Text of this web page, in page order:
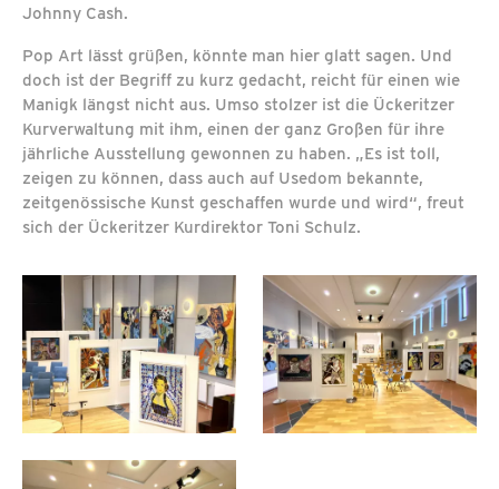
Johnny Cash.
Pop Art lässt grüßen, könnte man hier glatt sagen. Und
doch ist der Begriff zu kurz gedacht, reicht für einen wie
Manigk längst nicht aus. Umso stolzer ist die Ückeritzer
Kurverwaltung mit ihm, einen der ganz Großen für ihre
jährliche Ausstellung gewonnen zu haben. „Es ist toll,
zeigen zu können, dass auch auf Usedom bekannte,
zeitgenössische Kunst geschaffen wurde und wird“, freut
sich der Ückeritzer Kurdirektor Toni Schulz.